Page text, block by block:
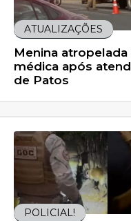
ATUALIZAÇÕES
Menina atropelada
médica após
de Patos
POLICIAL!